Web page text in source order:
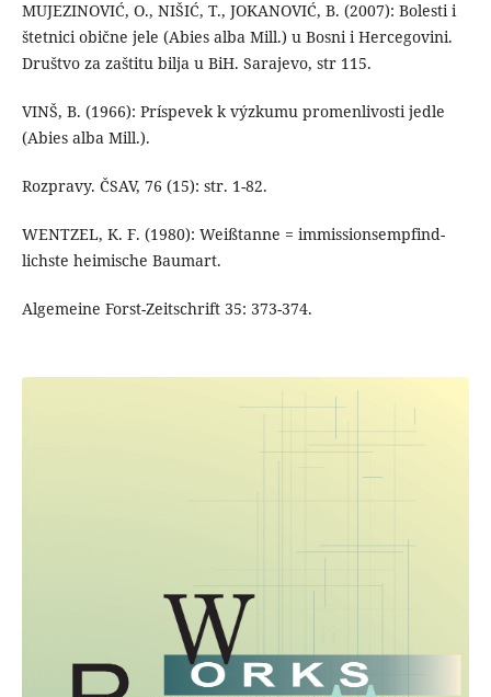
MUJEZINOVIĆ, O., NIŠIĆ, T., JOKANOVIĆ, B. (2007): Bolesti i
štetnici obične jele (Abies alba Mill.) u Bosni i Hercegovini.
Društvo za zaštitu bilja u BiH. Sarajevo, str 115.
VINŠ, B. (1966): Príspevek k výzkumu promenlivosti jedle
(Abies alba Mill.).
Rozpravy. ČSAV, 76 (15): str. 1-82.
WENTZEL, K. F. (1980): Weißtanne = immissionsempfind-
lichste heimische Baumart.
Algemeine Forst-Zeitschrift 35: 373-374.